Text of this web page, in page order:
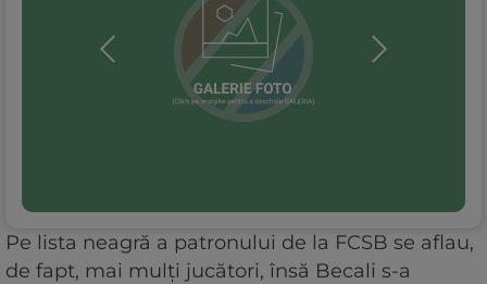
Pe lista neagră a patronului de la FCSB se aflau,
de fapt, mai mulți jucători, însă Becali s-a